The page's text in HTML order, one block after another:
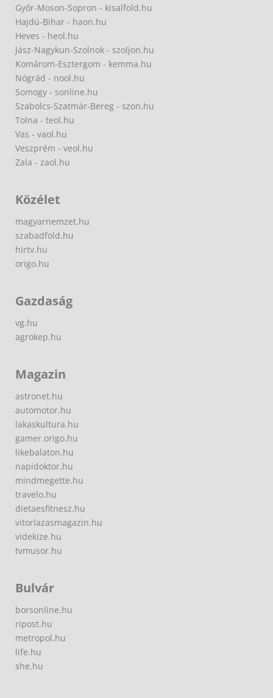
Győr-Moson-Sopron - kisalfold.hu
Hajdú-Bihar - haon.hu
Heves - heol.hu
Jász-Nagykun-Szolnok - szoljon.hu
Komárom-Esztergom - kemma.hu
Nógrád - nool.hu
Somogy - sonline.hu
Szabolcs-Szatmár-Bereg - szon.hu
Tolna - teol.hu
Vas - vaol.hu
Veszprém - veol.hu
Zala - zaol.hu
Közélet
magyarnemzet.hu
szabadfold.hu
hirtv.hu
origo.hu
Gazdaság
vg.hu
agrokep.hu
Magazin
astronet.hu
automotor.hu
lakaskultura.hu
gamer.origo.hu
likebalaton.hu
napidoktor.hu
mindmegette.hu
travelo.hu
dietaesfitnesz.hu
vitorlazasmagazin.hu
videkize.hu
tvmusor.hu
Bulvár
borsonline.hu
ripost.hu
metropol.hu
life.hu
she.hu